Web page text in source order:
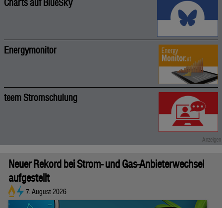
Charts auf BlueSky
Energymonitor
teem Stromschulung
Neuer Rekord bei Strom- und Gas-Anbieterwechsel
aufgestellt
7. August 2026